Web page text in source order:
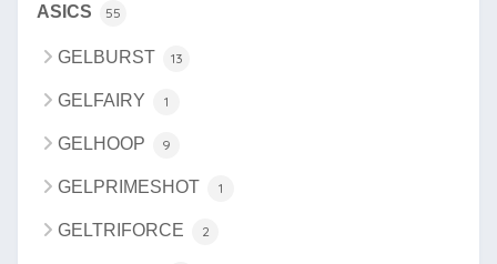
ASICS 55
GELBURST 13
GELFAIRY 1
GELHOOP 9
GELPRIMESHOT 1
GELTRIFORCE 2